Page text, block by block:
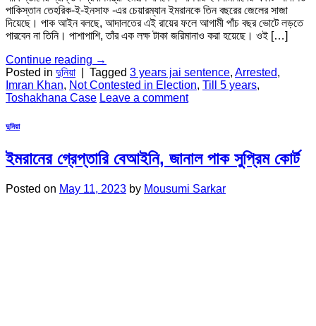
পাকিস্তান তেহরিক-ই-ইনসাফ -এর চেয়ারম্যান ইমরানকে তিন বছরের জেলের সাজা
দিয়েছে। পাক আইন বলছে, আদালতের এই রায়ের ফলে আগামী পাঁচ বছর ভোটে লড়তে
পারবেন না তিনি। পাশাপাশি, তাঁর এক লক্ষ টাকা জরিমানাও করা হয়েছে। ওই […]
Continue reading →
Posted in দুনিয়া Tagged 3 years jai sentence, Arrested,
Imran Khan, Not Contested in Election, Till 5 years,
Toshakhana Case Leave a comment
দুনিয়া
ইমরানের গ্রেপ্তারি বেআইনি, জানাল পাক সুপ্রিম কোর্ট
Posted on May 11, 2023 by Mousumi Sarkar